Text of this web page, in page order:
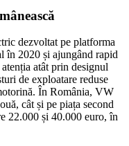
dezvoltat pe platforma
în 2020 și ajungând rapid
atât prin designul
de exploatare reduse
În România, VW
cât și pe piața second
22.000 și 40.000 euro, în